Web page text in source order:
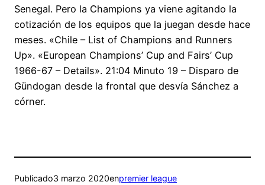
Senegal. Pero la Champions ya viene agitando la
cotización de los equipos que la juegan desde hace
meses. «Chile – List of Champions and Runners
Up». «European Champions’ Cup and Fairs’ Cup
1966-67 – Details». 21:04 Minuto 19 – Disparo de
Gündogan desde la frontal que desvía Sánchez a
córner.
Publicado3 marzo 2020enpremier league